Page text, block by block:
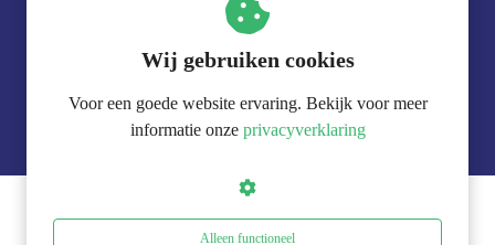
© 12Mprove
Slimmer werkenin plaats van harder
Download de Lean Startersgids!
Wij gebruiken cookies
Voor een goede website ervaring. Bekijk voor meer
informatie onze privacyverklaring
Alleen functioneel